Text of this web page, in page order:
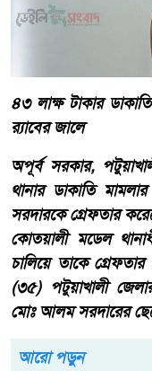
৪৩ লাক্ষ টাকার
র‍্যাবের জালে
অপূর্ব সরকার,
থানার ডাকাতি
সরদারকে গ্রেফতার
কোতয়ালী মডেল
চালিয়ে তাকে
(৩৫) পটুয়াখালী
মোঃ আলম সরদারের
আরো পড়ুন